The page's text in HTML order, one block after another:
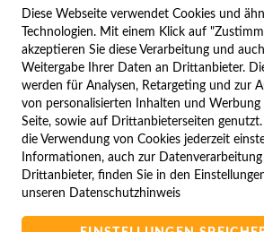
INFORMATION
AGB/DATENSCHUTZ
WIDERRUF
BESTELLVORGANG
IMPRESSUM
WIDERRUFSFORMULAR
Diese Webseite verwendet Cookies und
Technologien. Mit einem Klick auf
akzeptieren Sie diese Verarbeitung und
Weitergabe Ihrer Daten an Drittanbieter.
werden für Analysen, Retargeting und zur
von personalisierten Inhalten und Werbung
Seite, sowie auf Drittanbieterseiten genutzt.
die Verwendung von Cookies jederzeit
Informationen, auch zur
Drittanbieter, finden Sie in den
unseren Datenschutzhinweis